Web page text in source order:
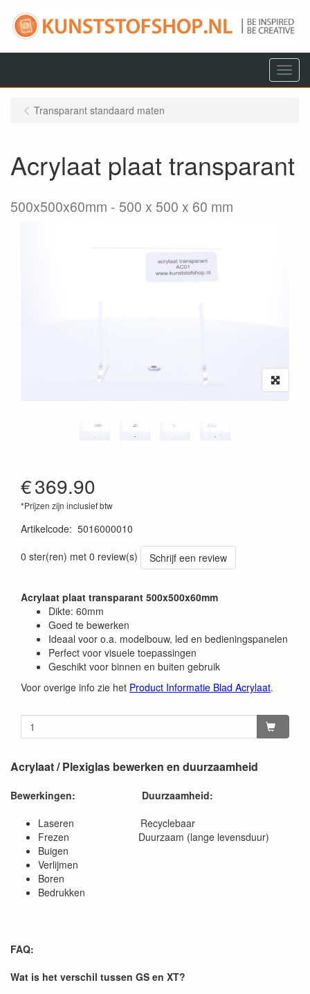
Menu
Transparant standaard maten
Acrylaat plaat transparant
500x500x60mm 500 x 500 x 60 mm
€369.90
*Prijzen zijn inclusief btw
Artikelcode: 5016000010
0 ster(ren) met 0 review(s)
Schrijf een review
Acrylaat plaat transparant 500x500x60mm
Dikte: 60mm
Goed te bewerken
Ideaal voor o.a. modelbouw, led en bedieningspanelen
Perfect voor visuele toepassingen
Geschikt voor binnen en buiten gebruik
Voor overige info zie het Product Informatie Blad Acrylaat.
Acrylaat / Plexiglas bewerken en duurzaamheid
Bewerkingen:
Duurzaamheid:
Laseren Recyclebaar
Frezen Duurzaam (lange levensduur)
Buigen
Verlijmen
Boren
Bedrukken
FAQ:
Wat is het verschil tussen GS en XT?